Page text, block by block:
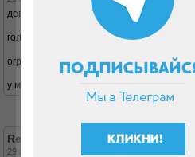
девочки, я перечитала всю инфу в
голова кружилась и в первый день(
огромное желание съесть мандарин, но
у меня у одной так? может есть
Re: Дико кружиться голова(
29 янв 2014, 14:30